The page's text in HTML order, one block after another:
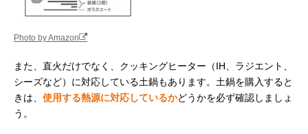
Photo by Amazon
また、直火だけでなく、クッキングヒーター（IH、ラジエント、
シーズなど）に対応している土鍋もあります。土鍋を購入すると
きは、 使用する熱源に対応しているかどうかを必ず確認しましょ
う。